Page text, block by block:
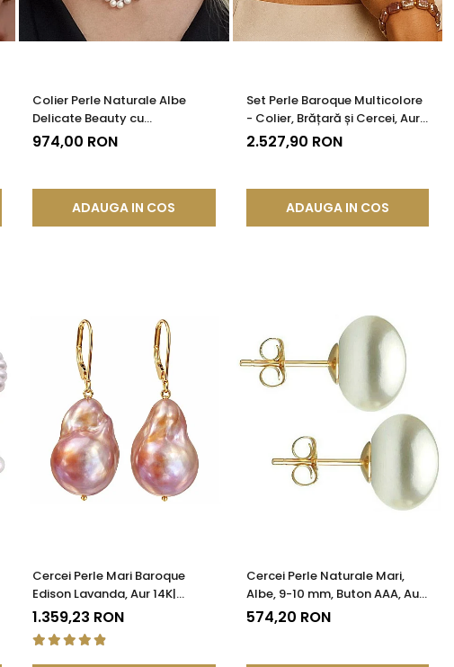
Colier Perle Naturale Albe
Delicate Beauty cu
Închizătoare Argint |
KASKADDA®
974,00 RON
ADAUGA IN COS
Set Perle Baroque Multicolore
- Colier, Brățară și Cercei, Aur
Galben 14K | KASKADDA®
2.527,90 RON
ADAUGA IN COS
Cercei Perle Mari Baroque
Edison Lavanda, Aur 14K|
KASKADDA®
1.359,23 RON
Cercei Perle Naturale Mari,
Albe, 9-10 mm, Buton AAA, Aur
14K (aur 585), Tip Șurub |
574,20 RON